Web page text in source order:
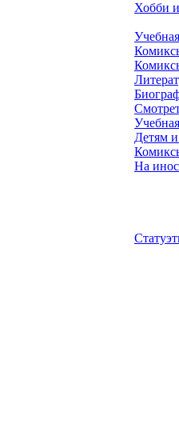
Хобби
Учебная
Детям
На